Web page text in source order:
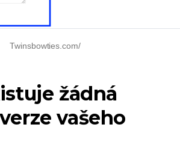
Twinsbowties.com/
žádná
vašeho